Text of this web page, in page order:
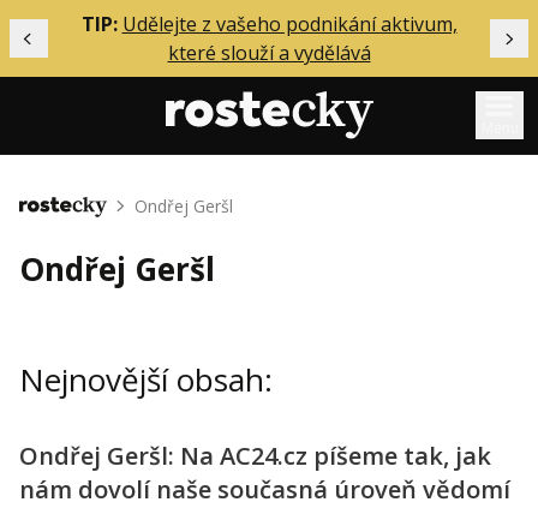
Předchozí
TIP: Udělejte z vašeho podnikání aktivum,
které slouží a vydělává
Mentoring
Solo
Inzerce
Přihlášení
Domů Ondřej Geršl
Ondřej Geršl
Nejnovější obsah:
Ondřej Geršl: Na AC24.cz píšeme tak, jak
nám dovolí naše současná úroveň vědomí